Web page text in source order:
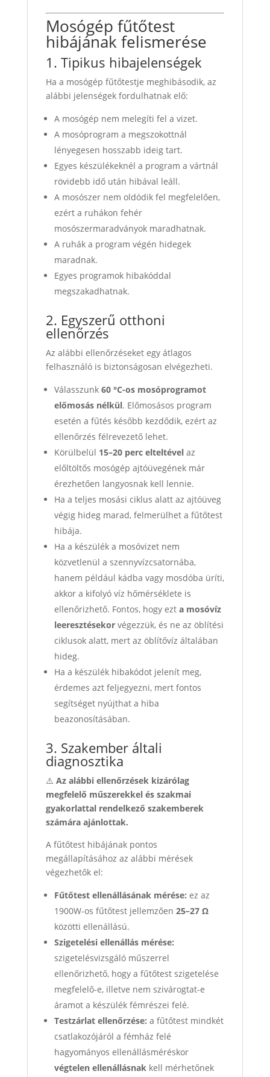
Mosógép fűtőtest
hibájának felismerése
1. Tipikus hibajelenségek
Ha a mosógép fűtőtestje meghibásodik, az
alábbi jelenségek fordulhatnak elő:
A mosógép nem melegíti fel a vizet.
A mosóprogram a megszokottnál
lényegesen hosszabb ideig tart.
Egyes készülékeknél a program a vártnál
rövidebb idő után hibával leáll.
A mosószer nem oldódik fel megfelelően,
ezért a ruhákon fehér
mosószermaradványok maradhatnak.
A ruhák a program végén hidegek
maradnak.
Egyes programok hibakóddal
megszakadhatnak.
2. Egyszerű otthoni
ellenőrzés
Az alábbi ellenőrzéseket egy átlagos
felhasználó is biztonságosan elvégezheti.
Válasszunk 60 °C-os mosóprogramot
előmosás nélkül. Előmosásos program
esetén a fűtés később kezdődik, ezért az
ellenőrzés félrevezető lehet.
Körülbelül 15–20 perc elteltévelaz
előltöltős mosógép ajtóüvegének már
érezhetően langyosnak kell lennie.
Ha a teljes mosási ciklus alatt az ajtóüveg
végig hideg marad, felmerülhet a fűtőtest
hibája.
Ha a készülék a mosóvizet nem
közvetlenül a szennyvízcsatornába,
hanem például kádba vagy mosdóba üríti,
akkor a kifolyó víz hőmérséklete is
ellenőrizhető. Fontos, hogy ezt a mosóvíz
leeresztésekorvégezzük, és ne az öblítési
ciklusok alatt, mert az öblítővíz általában
hideg.
Ha a készülék hibakódot jelenít meg,
érdemes azt feljegyezni, mert fontos
segítséget nyújthat a hiba
beazonosításában.
3. Szakember általi
diagnosztika
⚠️ Az alábbi ellenőrzések kizárólag
megfelelő műszerekkel és szakmai
gyakorlattal rendelkező szakemberek
számára ajánlottak.
A fűtőtest hibájának pontos
megállapításához az alábbi mérések
végezhetők el:
Fűtőtest ellenállásának mérése: ez az
1900W-os fűtőtest jellemzően 25–27 Ω
közötti ellenállású.
Szigetelési ellenállás mérése:
szigetelésvizsgáló műszerrel
ellenőrizhető, hogy a fűtőtest szigetelése
megfelelő-e, illetve nem szivárogtat-e
áramot a készülék fémrészei felé.
Testzárlat ellenőrzése: a fűtőtest mindkét
csatlakozójáról a fémház felé
hagyományos ellenállásméréskor
végtelen ellenállásnakkell mérhetőnek